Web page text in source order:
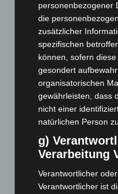
Juni 2026(139)
Mai 2026(99)
April 2026(99)
März 2026(115)
Februar 2026(109)
Januar 2026(122)
Dezember 2025
(103)
November 2025
Oktober 2025(112)
September 2025 (93)
August 2025(90)
personenbezogener
die
zusätzlicher
spezifischen
können, sofern
gesondert
organisatorischen
gewährleisten, dass
nicht einer
natürlichen Person
g)
Verarbeitung
Verantwortlicher
Verantwortlicher ist